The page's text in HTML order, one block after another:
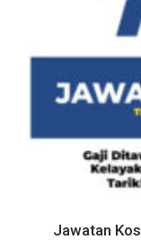
Jawatan